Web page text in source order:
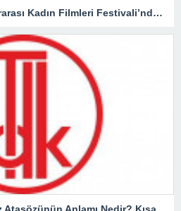
26. Uçan Süpürge Uluslararası Kadın Filmleri Festivali’nde ödül alacak isimler açıklandı